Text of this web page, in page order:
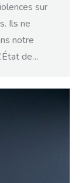
sur
Ils ne
notre
de…